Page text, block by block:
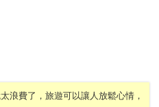
浪費了，旅遊可以讓人放鬆心情，